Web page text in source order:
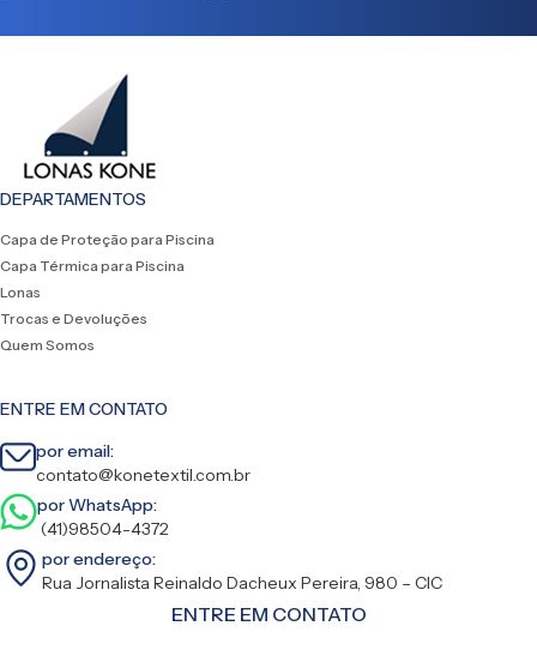
DEPARTAMENTOS
Capa de Proteção para Piscina
Capa Térmica para Piscina
Lonas
Trocas e Devoluções
Quem Somos
ENTRE EM CONTATO
por email:
contato@konetextil.com.br
por WhatsApp:
(41)98504-4372
por endereço:
Rua Jornalista Reinaldo Dacheux Pereira, 980 – CIC
ENTRE EM CONTATO